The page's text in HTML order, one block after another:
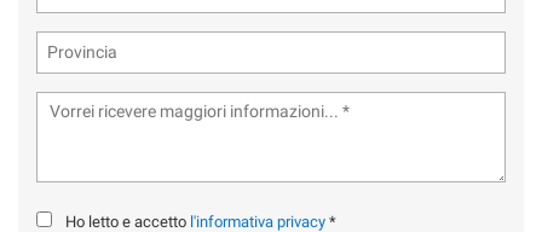
Ho letto e accetto l'informativa privacy *
Cookie necessari